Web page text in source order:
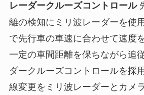
レーダークルーズコントロール
離の検知にミリ波レーダーを使
で先行車の車速に合わせて速度
一定の車間距離を保ちながら追
ダークルーズコントロールを採
線変更をミリ波レーダーとカメ